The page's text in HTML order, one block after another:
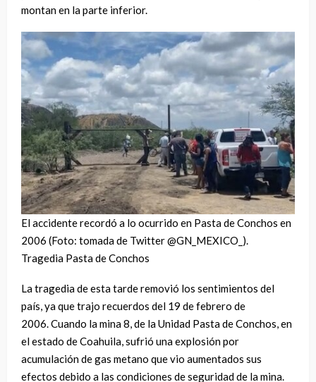
montan en la parte inferior.
El accidente recordó a lo ocurrido en Pasta de Conchos en
2006 (Foto: tomada de Twitter @GN_MEXICO_).
Tragedia Pasta de Conchos
La tragedia de esta tarde removió los sentimientos del
país, ya que trajo recuerdos del 19 de febrero de
2006. Cuando la mina 8, de la Unidad Pasta de Conchos, en
el estado de Coahuila, sufrió una explosión por
acumulación de gas metano que vio aumentados sus
efectos debido a las condiciones de seguridad de la mina.